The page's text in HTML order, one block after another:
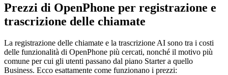
Prezzi di OpenPhone per registrazione e
trascrizione delle chiamate
La registrazione delle chiamate e la trascrizione AI sono tra i costi
delle funzionalità di OpenPhone più cercati, nonché il motivo più
comune per cui gli utenti passano dal piano Starter a quello
Business. Ecco esattamente come funzionano i prezzi: